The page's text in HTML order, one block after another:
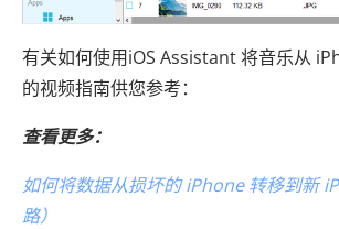
有关如何使用iOS Assistant 将音乐从
的视频指南供您参考：
查看更多：
如何将数据从损坏的 iPhone 转移到新
路）